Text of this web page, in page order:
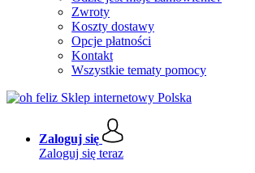
Zwroty
Koszty dostawy
Opcje płatności
Kontakt
Wszystkie tematy pomocy
Zaloguj się
Zaloguj się teraz